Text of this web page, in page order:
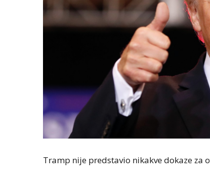
Tramp nije predstavio nikakve dokaze za